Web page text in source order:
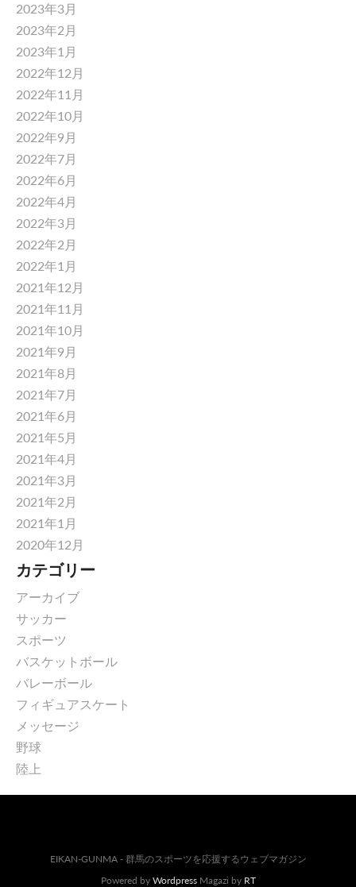
2023年3月
2023年2月
2023年1月
2022年12月
2022年11月
2022年10月
2022年9月
2022年7月
2022年6月
2022年4月
2022年3月
2022年2月
2022年1月
2021年12月
2021年11月
2021年10月
2021年9月
2021年8月
2021年7月
2021年6月
2021年5月
2021年4月
2021年3月
2021年2月
2021年1月
2020年12月
カテゴリー
アーカイブ
サッカー
スポーツ
バスケットボール
バレーボール
フィギュアスケート
メッセージ
野球
陸上
EIKAN-GUNMA - 群馬のスポーツを応援するウェブマガジン
Powered by WordpressMagazi by RT